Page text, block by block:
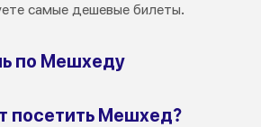
самые дешевые билеты.
по Мешхеду
посетить Мешхед?